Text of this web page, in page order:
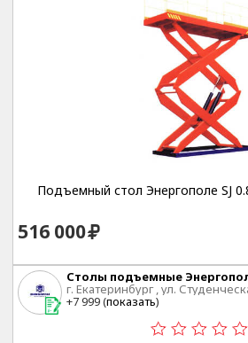
Подъемный стол Энергополе SJ
516 000
Столы подъемные
г. Екатеринбург , ул.
+7 999 (показать)